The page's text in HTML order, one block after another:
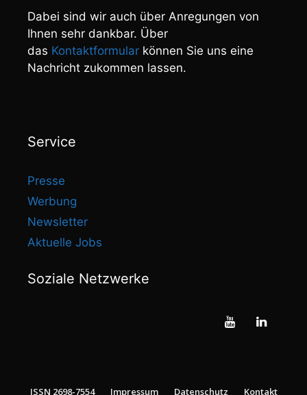
Dabei sind wir auch über Anregungen von
Ihnen sehr dankbar. Über
das Kontaktformular können Sie uns eine
Nachricht zukommen lassen.
Service
Presse
Werbung
Newsletter
Aktuelle Jobs
Soziale Netzwerke
ISSN 2698-7554 Impressum Datenschutz Kontakt